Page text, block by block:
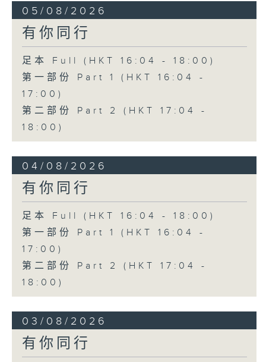
05/08/2026
有你同行
足本 Full (HKT 16:04 - 18:00)
第一部份 Part 1 (HKT 16:04 -
17:00)
第二部份 Part 2 (HKT 17:04 -
18:00)
04/08/2026
有你同行
足本 Full (HKT 16:04 - 18:00)
第一部份 Part 1 (HKT 16:04 -
17:00)
第二部份 Part 2 (HKT 17:04 -
18:00)
03/08/2026
有你同行